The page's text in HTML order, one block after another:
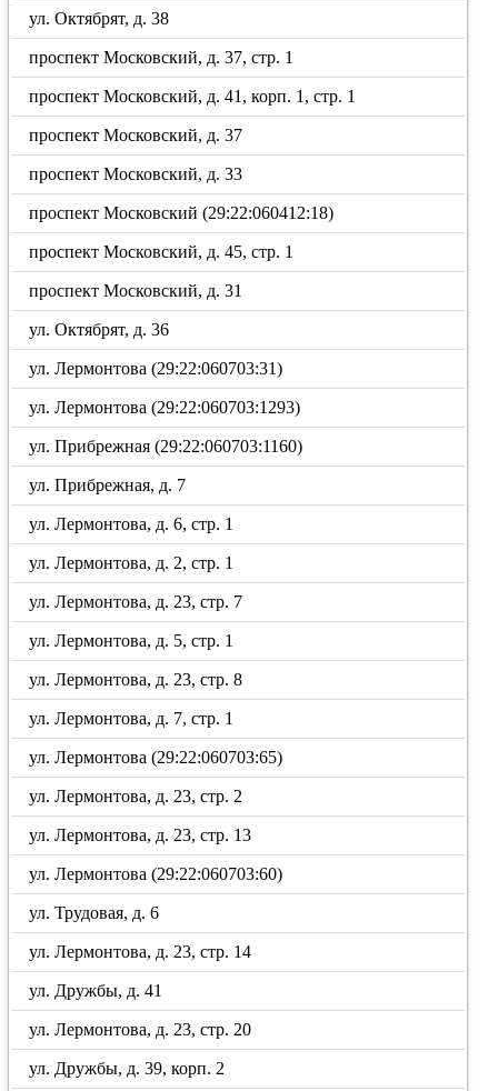
ул. Октябрят, д. 38
проспект Московский, д. 37, стр. 1
проспект Московский, д. 41, корп. 1, стр. 1
проспект Московский, д. 37
проспект Московский, д. 33
проспект Московский (29:22:060412:18)
проспект Московский, д. 45, стр. 1
проспект Московский, д. 31
ул. Октябрят, д. 36
ул. Лермонтова (29:22:060703:31)
ул. Лермонтова (29:22:060703:1293)
ул. Прибрежная (29:22:060703:1160)
ул. Прибрежная, д. 7
ул. Лермонтова, д. 6, стр. 1
ул. Лермонтова, д. 2, стр. 1
ул. Лермонтова, д. 23, стр. 7
ул. Лермонтова, д. 5, стр. 1
ул. Лермонтова, д. 23, стр. 8
ул. Лермонтова, д. 7, стр. 1
ул. Лермонтова (29:22:060703:65)
ул. Лермонтова, д. 23, стр. 2
ул. Лермонтова, д. 23, стр. 13
ул. Лермонтова (29:22:060703:60)
ул. Трудовая, д. 6
ул. Лермонтова, д. 23, стр. 14
ул. Дружбы, д. 41
ул. Лермонтова, д. 23, стр. 20
ул. Дружбы, д. 39, корп. 2